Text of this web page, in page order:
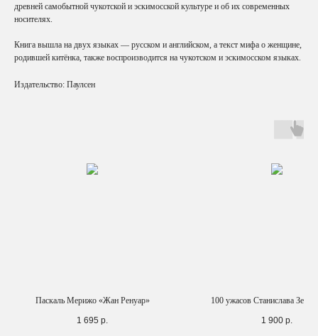
древней самобытной чукотской и эскимосской культуре и об их современных
носителях.
Книга вышла на двух языках — русском и английском, а текст мифа о женщине,
родившей китёнка, также воспроизводится на чукотском и эскимосском языках.
Издательство: Паулсен
Паскаль Мерижо «Жан Ренуар»
1 695 р.
100 ужасов Станислава
1 900 р.